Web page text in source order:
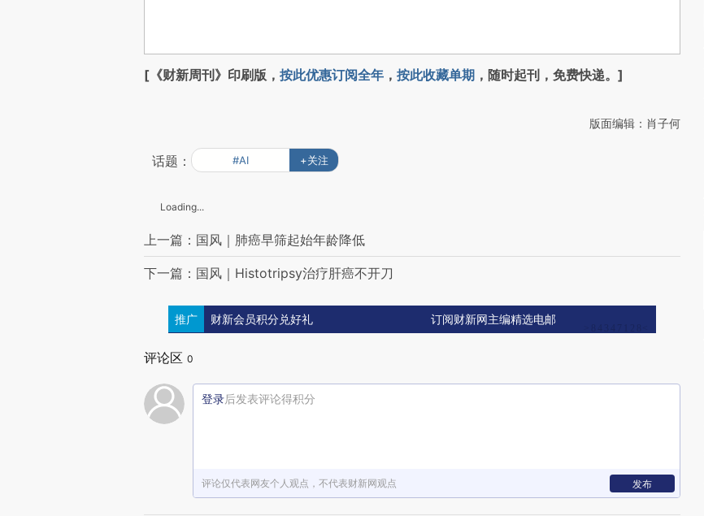
[《财新周刊》印刷版， 按此优惠订阅全年 ， 按此收藏单期 ，随时起刊，免费快递。]
版面编辑：肖子何
话题： #AI +关注
Loading...
上一篇：国风｜肺癌早筛起始年龄降低
下一篇：国风｜Histotripsy治疗肝癌不开刀
推广 财新会员积分兑好礼 订阅财新网主编精选电邮
评论区 0
登录后发表评论得积分
评论仅代表网友个人观点，不代表财新网观点 发布